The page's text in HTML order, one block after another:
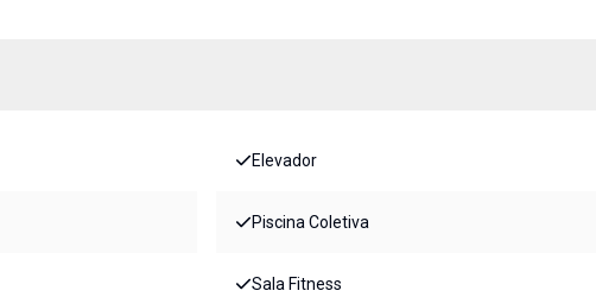
Elevador
Piscina Coletiva
Sala Fitness